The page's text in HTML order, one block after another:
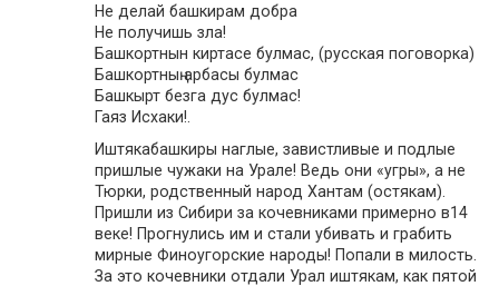
Не делай башкирам добра
Не получишь зла!
Башкортнын киртасе булмас, (русская поговорка)
Башкортның арбасы булмас
Башкырт безга дус булмас!
Гаяз Исхаки!.
Иштякабашкиры наглые, завистливые и подлые
пришлые чужаки на Урале! Ведь они «угры», а не
Тюрки, родственный народ Хантам (остякам).
Пришли из Сибири за кочевниками примерно в14
веке! Прогнулись им и стали убивать и грабить
мирные Финоугорские народы! Попали в милость.
За это кочевники отдали Урал иштякам, как пятой